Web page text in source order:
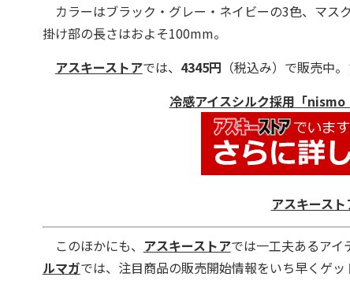
カラーはブラック・グレー・ネイビーの3色、マ
掛け部の長さはおよそ100mm。
アスキーストアでは、 4345円 （税込み）で販売中
冷感アイスシルク採用「nismo
アスキース
このほかにも、 アスキーストアでは一工夫あるアイ
ルマガでは、注目商品の販売開始情報をいち早くゲ